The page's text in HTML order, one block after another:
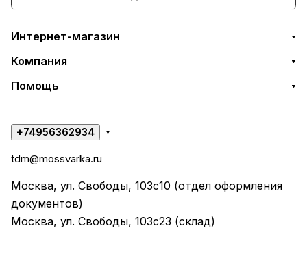
Интернет-магазин
Компания
Помощь
+74956362934
tdm@mossvarka.ru
Москва, ул. Свободы, 103с10 (отдел оформления
документов)
Москва, ул. Свободы, 103с23 (склад)